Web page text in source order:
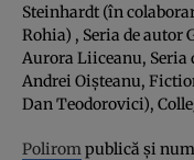
Steinhardt (în
Rohia) , Seria de autor
Aurora Liiceanu, Seria
Andrei Oişteanu,
Dan Teodorovici),
Polirompublică şi